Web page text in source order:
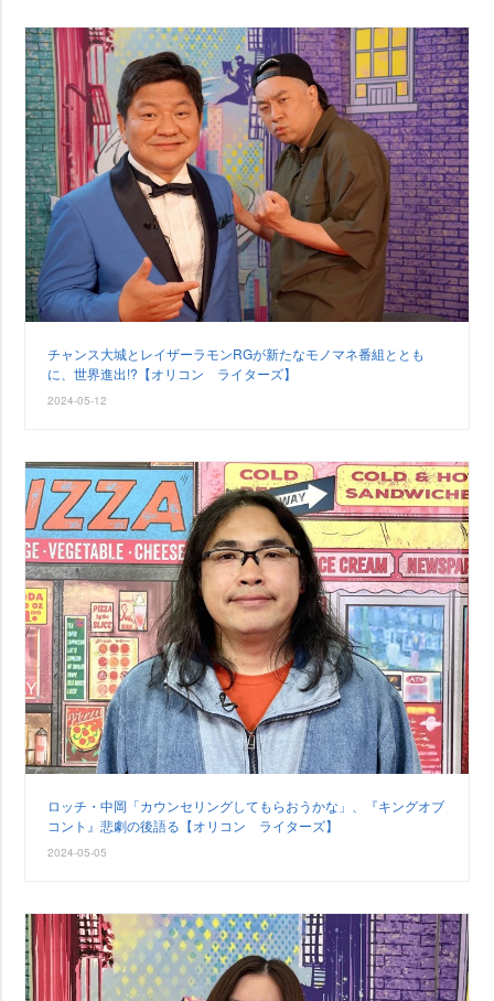
チャンス大城とレイザーラモンRGが新たなモノマネ番組ととも
に、世界進出!?【オリコン ライターズ】
2024-05-12
ロッチ・中岡「カウンセリングしてもらおうかな」、『キングオブ
コント』悲劇の後語る【オリコン ライターズ】
2024-05-05